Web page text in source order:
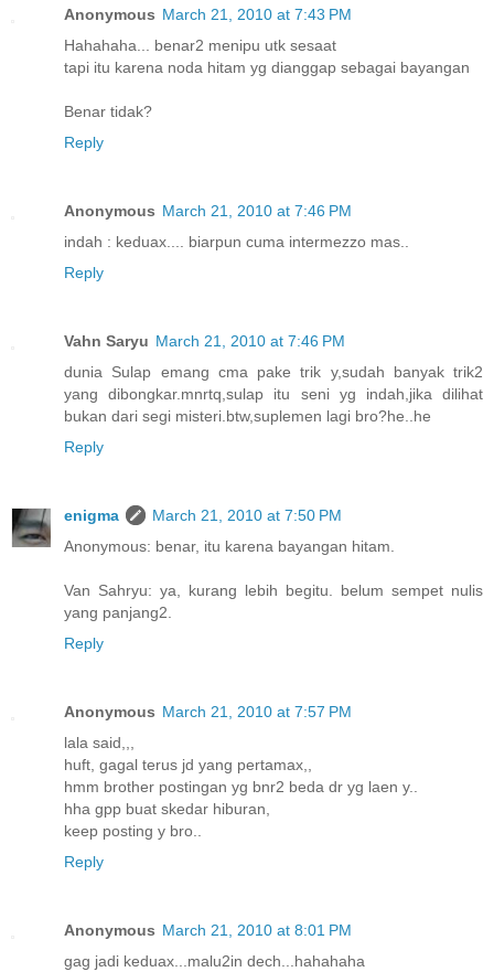
Anonymous March 21, 2010 at 7:43 PM
Hahahaha... benar2 menipu utk sesaat
tapi itu karena noda hitam yg dianggap sebagai bayangan
Benar tidak?
Reply
Anonymous March 21, 2010 at 7:46 PM
indah : keduax.... biarpun cuma intermezzo mas..
Reply
Vahn Saryu March 21, 2010 at 7:46 PM
dunia Sulap emang cma pake trik y,sudah banyak trik2
yang dibongkar.mnrtq,sulap itu seni yg indah,jika dilihat
bukan dari segi misteri.btw,suplemen lagi bro?he..he
Reply
enigma
March 21, 2010 at 7:50 PM
Anonymous: benar, itu karena bayangan hitam.
Van Sahryu: ya, kurang lebih begitu. belum sempet nulis
yang panjang2.
Reply
Anonymous March 21, 2010 at 7:57 PM
lala said,,,
huft, gagal terus jd yang pertamax,,
hmm brother postingan yg bnr2 beda dr yg laen y..
hha gpp buat skedar hiburan,
keep posting y bro..
Reply
Anonymous March 21, 2010 at 8:01 PM
gag jadi keduax...malu2in dech...hahahaha